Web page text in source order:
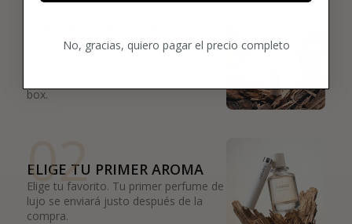
01
GUSTA
box.
02
ELIGE TU PRIMER AROMA
Elige tu favorito. Tu primer perfume de
lujo se enviará justo después de la
compra.
No, gracias, quiero pagar el precio completo